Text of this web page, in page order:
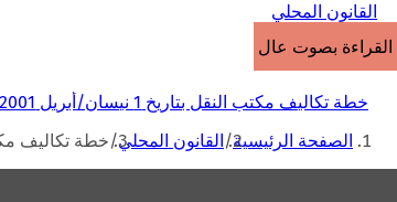
القانون المحلي
القراءة بصوت عالٍ
خطة تكاليف مكتب النقل بتاريخ 1 نيسان/أبريل 2001
أنت الصفحة الرئيسية القانون المحلي خطة تكاليف مكتب النقل